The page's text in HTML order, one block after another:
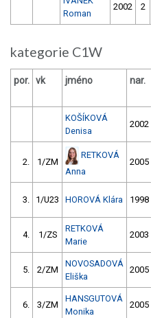
Roman
2002 2
kategorie C1W
por. vk jméno nar.
KOŠÍKOVÁ
Denisa
2002
2. 1/ZM
RETKOVÁ
Anna
2005
3. 1/U23 HOROVÁ Klára 1998
4. 1/ZS
RETKOVÁ
Marie
2003
5. 2/ZM
NOVOSADOVÁ
Eliška
2005
6. 3/ZM
HANSGUTOVÁ
Monika
2005